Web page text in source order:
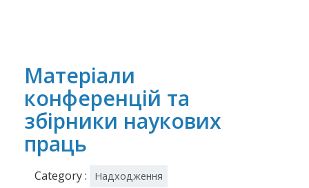
Матеріали
конференцій та
збірники наукових
праць
Category : Надходження